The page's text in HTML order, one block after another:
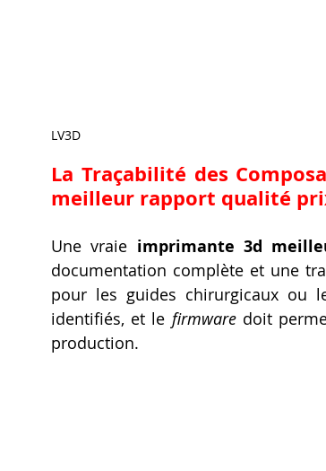
LV3D
La Traçabilité des
meilleur rapport qualité
Une vraie imprimante 3d
documentation complète et une
pour les guides chirurgicaux ou
identifiés, et le firmware doit
production.